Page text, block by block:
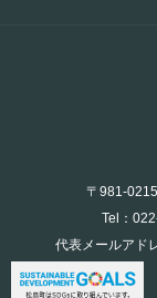
〒981-
Tel：
代表メールアド